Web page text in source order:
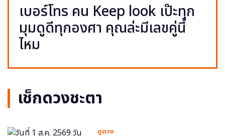
เบอร์โทร คน Keep look เป๊ะทุก
มุมดูดีทุกองศา คุณล่ะมีเลขคู่นี้
ไหม
เช็กดวงชะตา
ดูดวง